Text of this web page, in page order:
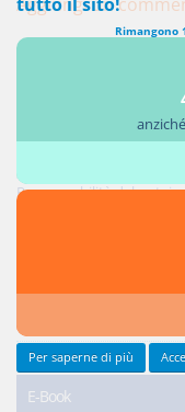
Responsabilità del
Responsabilità del
Credito privilegiato del
Reciprocità delle
Tutti gli ultimi contributi >
E-Book
Rimangono
anziché
Per saperne di più